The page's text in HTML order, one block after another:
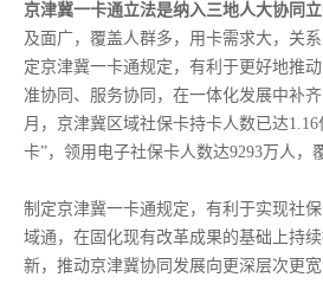
京津冀一卡通立法是纳入三地人大协同立
及面广，覆盖人群多，用卡需求大，关
定京津冀一卡通规定，有利于更好地推
准协同、服务协同，在一体化发展中补
月，京津冀区域社保卡持卡人数已达
卡”，领用电子社保卡人数达9293万人，
制定京津冀一卡通规定，有利于实现社
域通，在固化现有改革成果的基础上持
新，推动京津冀协同发展向更深层次更宽